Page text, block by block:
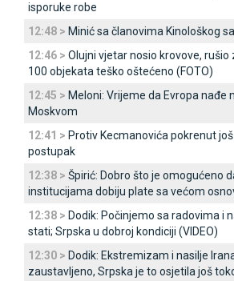
isporuke robe
12:48 > Minić sa članovima Kinološkog
12:46 > Olujni vjetar nosio krovove, rušio
100 objekata teško oštećeno (FOTO)
12:45 > Meloni: Vrijeme da Evropa nađe
Moskvom
12:41 > Protiv Kecmanovića pokrenut
postupak
12:38 > Špirić: Dobro što je omogućeno
institucijama dobiju plate sa većom
12:38 > Dodik: Počinjemo sa radovima i
stati; Srpska u dobroj kondiciji (VIDEO)
12:30 > Dodik: Ekstremizam i nasilje
zaustavljeno, Srpska je to osjetila još